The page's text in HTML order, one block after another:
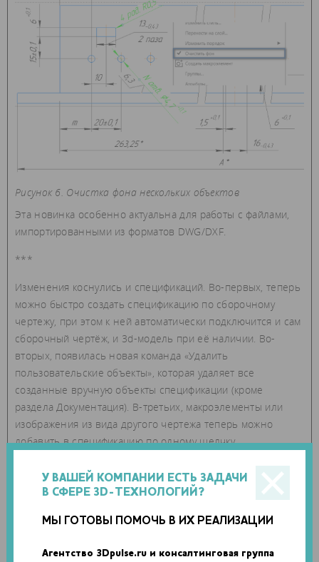
У ВАШЕЙ КОМПАНИИ ЕСТЬ ЗАДАЧИ
В СФЕРЕ 3D-ТЕХНОЛОГИЙ?
МЫ ГОТОВЫ ПОМОЧЬ В ИХ РЕАЛИЗАЦИИ
Агентство 3Dpulse.ru и консалтинговая группа
Рисунок 6. Очистка фона нескольких объектов
Эта новинка особенно актуальна для работы с файлами,
импортированными из форматов DWG/DXF.
***
Изменения коснулись и спецификаций. Во-первых, теперь
можно быстро создать спецификацию по сборочному
чертежу, при этом к ней автоматически подключится и сам
сборочный чертёж, и 3d-модель при её наличии. Во-
вторых, появилась новая команда «Удалить
пользовательские объекты», которая удаляет все
созданные вручную объекты спецификации (кроме
раздела Документация). В-третьих, макроэлементы или
изображения из вида другого чертежа теперь можно
добавить в спецификацию по одному щелчку.